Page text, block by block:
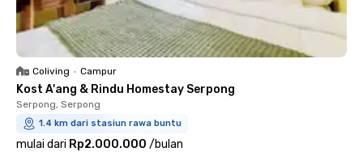
Coliving • Campur
Kost A'ang & Rindu Homestay Serpong
Serpong, Serpong
1.4 km dari stasiun rawa buntu
mulai dari Rp2.000.000 /bulan